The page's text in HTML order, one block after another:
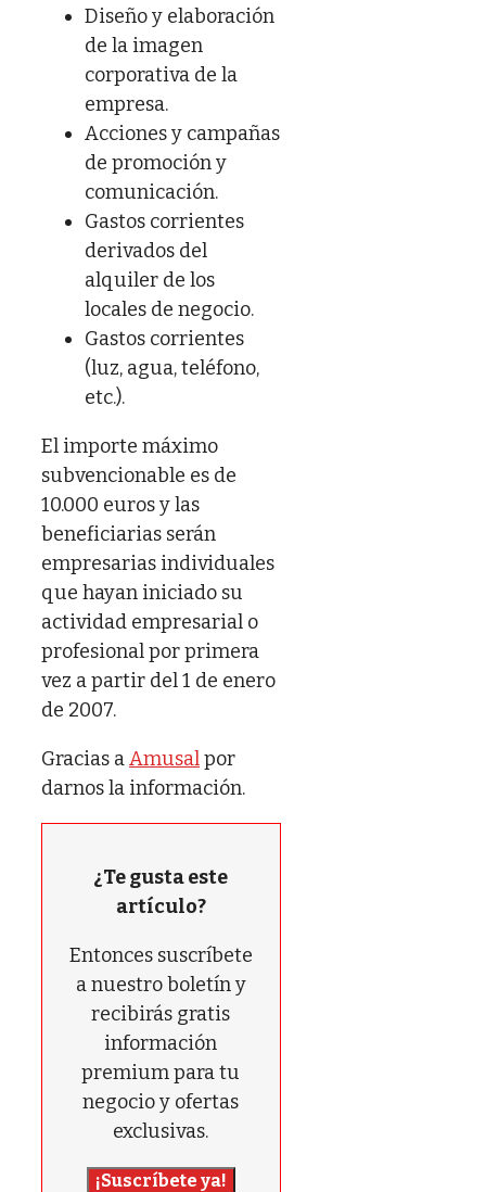
Diseño y elaboración
de la imagen
corporativa de la
empresa.
Acciones y campañas
de promoción y
comunicación.
Gastos corrientes
derivados del
alquiler de los
locales de negocio.
Gastos corrientes
(luz, agua, teléfono,
etc.).
El importe máximo
subvencionable es de
10.000 euros y las
beneficiarias serán
empresarias individuales
que hayan iniciado su
actividad empresarial o
profesional por primera
vez a partir del 1 de enero
de 2007.
Gracias aAmusalpor
darnos la información.
¿Te gusta este
artículo?
Entonces suscríbete
a nuestro boletín y
recibirás gratis
información
premium para tu
negocio y ofertas
exclusivas.
¡Suscríbete ya!